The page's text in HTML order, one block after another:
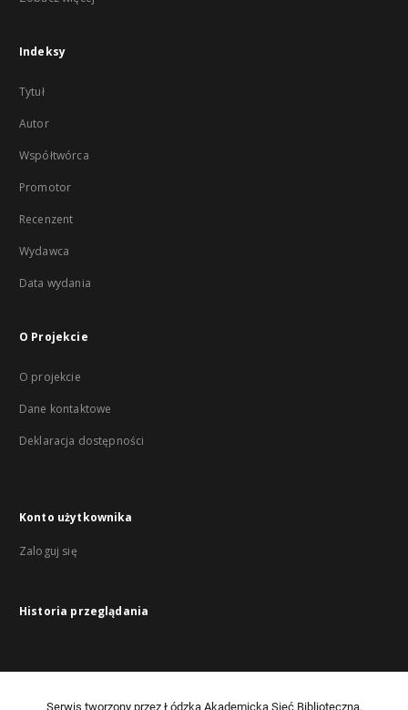
Indeksy
Tytuł
Autor
Współtwórca
Promotor
Recenzent
Wydawca
Data wydania
O Projekcie
O projekcie
Dane kontaktowe
Deklaracja dostępności
Konto użytkownika
Zaloguj się
Historia przeglądania
Serwis tworzony przez Łódzką Akademicką Sieć Biblioteczną.